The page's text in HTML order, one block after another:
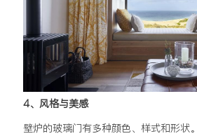
4、风格与美感
壁炉的玻璃门有多种颜色、样式和形状